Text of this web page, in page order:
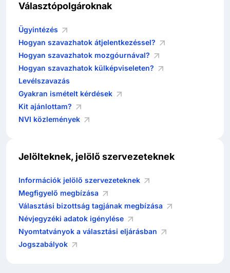
Választópolgároknak
Ügyintézés
Hogyan szavazhatok átjelentkezéssel?
Hogyan szavazhatok mozgóurnával?
Hogyan szavazhatok külképviseleten?
Levélszavazás
Gyakran ismételt kérdések
Kit ajánlottam?
NVI közlemények
Jelölteknek, jelölő szervezeteknek
Információk jelölő szervezeteknek
Megfigyelő megbízása
Választási bizottság tagjának megbízása
Névjegyzéki adatok igénylése
Nyomtatványok a választási eljárásban
Jogszabályok